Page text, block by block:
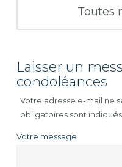
Toutes
Laisser un
condoléances
Votre adresse e-mail ne
obligatoires sont
Votre message